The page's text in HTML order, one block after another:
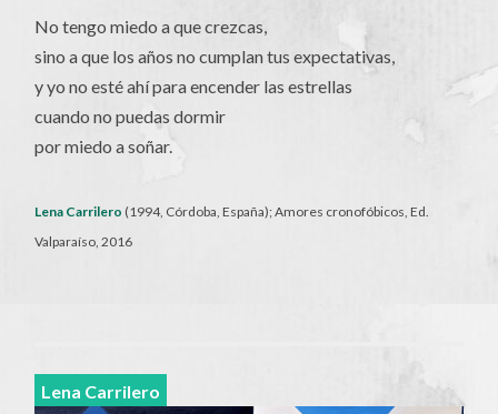
No tengo miedo a que crezcas,
sino a que los años no cumplan tus expectativas,
y yo no esté ahí para encender las estrellas
cuando no puedas dormir
por miedo a soñar.
Lena Carrilero (1994, Córdoba, España); Amores cronofóbicos, Ed.
Valparaíso, 2016
Lena Carrilero